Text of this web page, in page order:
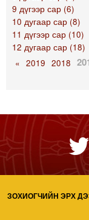
9 дүгээр сар (6)
10 дугаар сар (8)
11 дүгээр сар (10)
12 дугаар сар (18)
« 2019 2018
ЗОХИОГЧИЙН ЭРХ